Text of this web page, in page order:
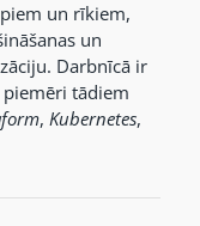
un rīkiem,
un
Darbnīcā ir
tādiem
, Kubernetes,